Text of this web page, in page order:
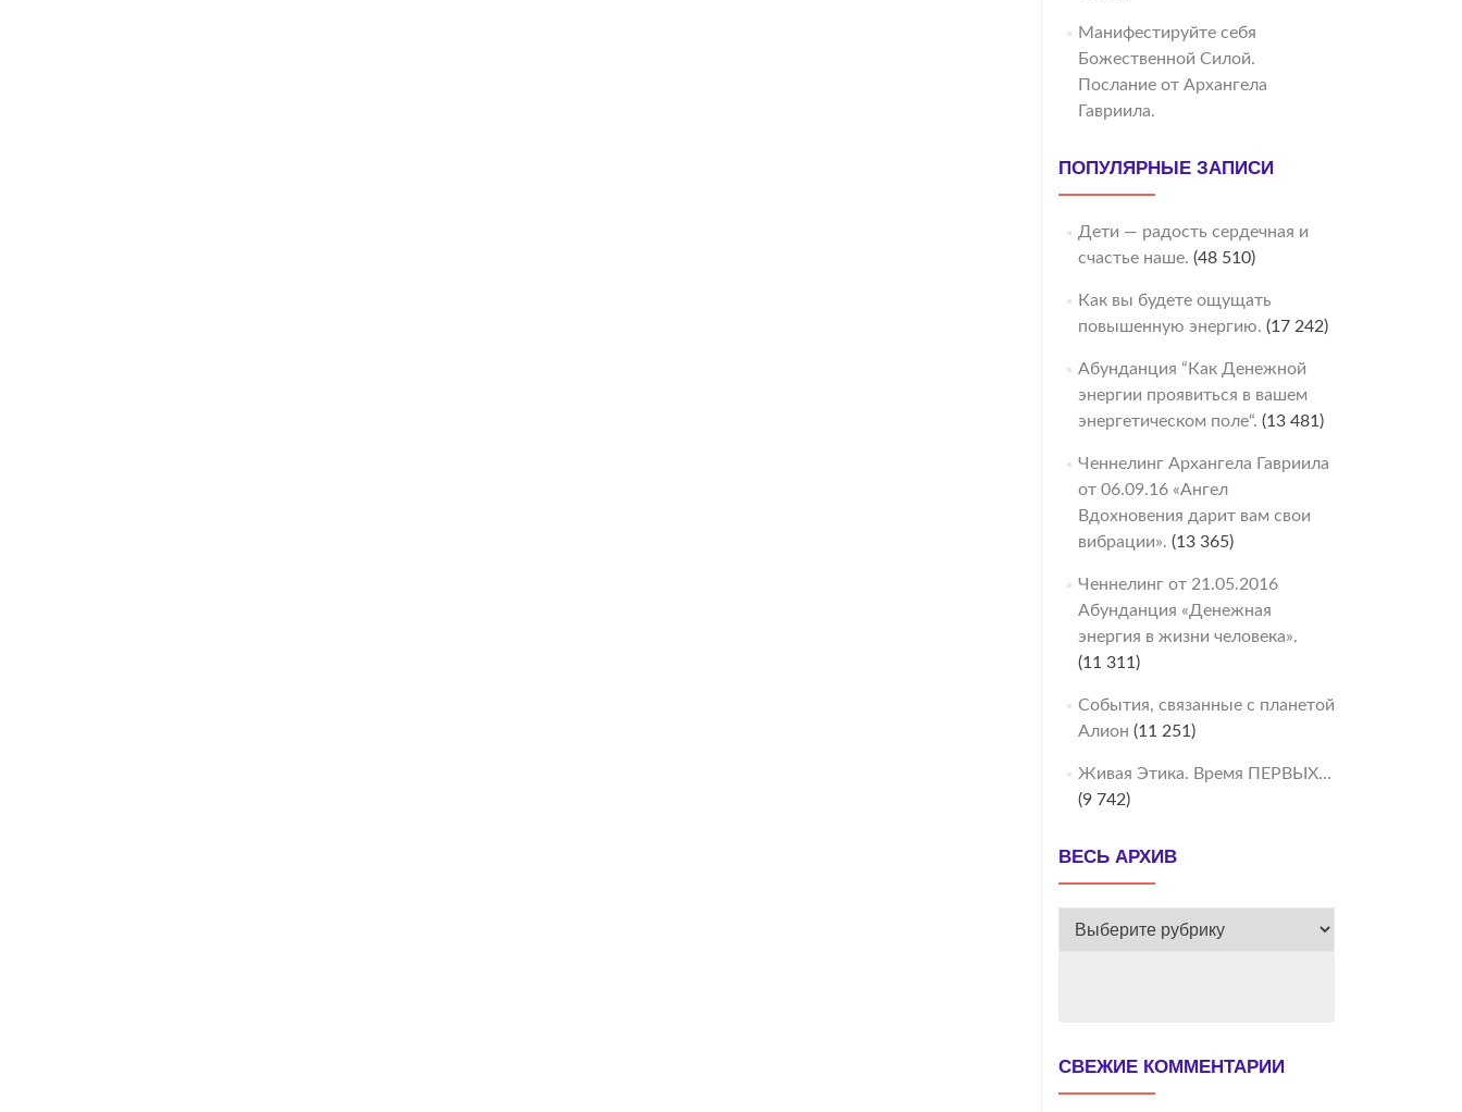
Манифестируйте себя
Божественной Силой.
Послание от Архангела
Гавриила.
ПОПУЛЯРНЫЕ ЗАПИСИ
Дети — радость сердечная и
счастье наше. (48 510)
Как вы будете ощущать
повышенную энергию. (17 242)
Абунданция “Как Денежной
энергии проявиться в вашем
энергетическом поле“. (13 481)
Ченнелинг Архангела Гавриила
от 06.09.16 «Ангел
Вдохновения дарит вам свои
вибрации». (13 365)
Ченнелинг от 21.05.2016
Абунданция «Денежная
энергия в жизни человека».
(11 311)
События, связанные с планетой
Алион (11 251)
Живая Этика. Время ПЕРВЫХ…
(9 742)
ВЕСЬ АРХИВ
ВЕСЬ
СВЕЖИЕ КОММЕНТАРИИ